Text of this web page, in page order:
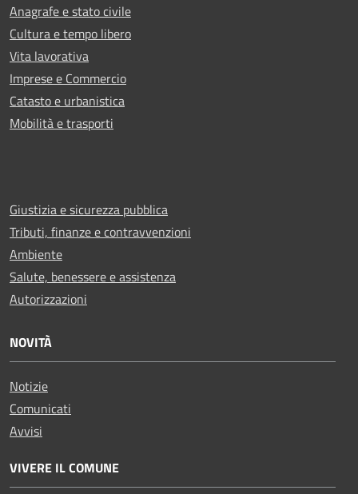
Anagrafe e stato civile
Cultura e tempo libero
Vita lavorativa
Imprese e Commercio
Catasto e urbanistica
Mobilità e trasporti
Giustizia e sicurezza pubblica
Tributi, finanze e contravvenzioni
Ambiente
Salute, benessere e assistenza
Autorizzazioni
NOVITÀ
Notizie
Comunicati
Avvisi
VIVERE IL COMUNE